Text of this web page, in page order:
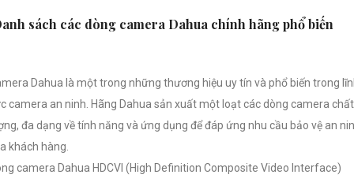
sách các dòng camera Dahua chính hãng phổ biến
Dahua là một trong những thương hiệu uy tín và phổ biến trong
camera an ninh. Hãng Dahua sản xuất một loạt các dòng camera chất
đa dạng về tính năng và ứng dụng để đáp ứng nhu cầu bảo vệ an
khách hàng.
camera Dahua HDCVI (High Definition Composite Video Interface)